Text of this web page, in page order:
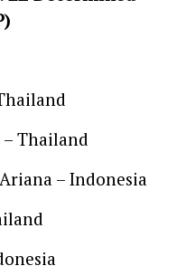
Thailand
– Indonesia